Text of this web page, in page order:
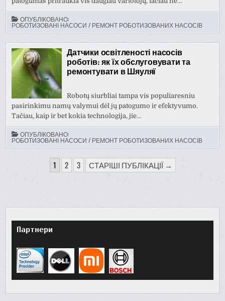
ОПУБЛІКОВАНО:
РОБОТИЗОВАНІ НАСОСИ / РЕМОНТ РОБОТИЗОВАНИХ НАСОСІВ
Датчики освітленості насосів
роботів: як їх обслуговувати та
ремонтувати в Шяуляї
Robotų siurbliai tampa vis populiaresniu
pasirinkimu namų valymui dėl jų patogumo ir efektyvumo.
Tačiau, kaip ir bet kokia technologija, jie…
ОПУБЛІКОВАНО:
РОБОТИЗОВАНІ НАСОСИ / РЕМОНТ РОБОТИЗОВАНИХ НАСОСІВ
ПАГІНАЦІЯ
ЗАПИСІВ
1 2 3 СТАРІШІ ПУБЛІКАЦІЇ →
Партнери